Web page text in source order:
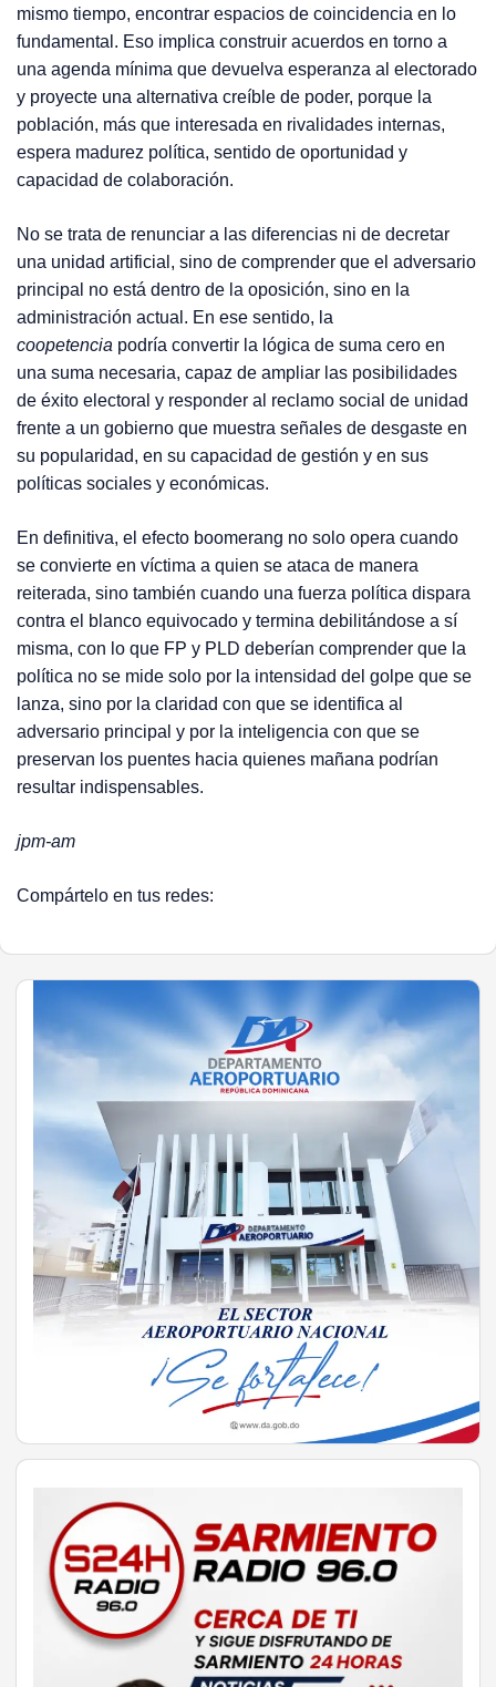
mismo tiempo, encontrar espacios de coincidencia en lo
fundamental. Eso implica construir acuerdos en torno a
una agenda mínima que devuelva esperanza al electorado
y proyecte una alternativa creíble de poder, porque la
población, más que interesada en rivalidades internas,
espera madurez política, sentido de oportunidad y
capacidad de colaboración.
No se trata de renunciar a las diferencias ni de decretar
una unidad artificial, sino de comprender que el adversario
principal no está dentro de la oposición, sino en la
administración actual. En ese sentido, la
coopetencia podría convertir la lógica de suma cero en
una suma necesaria, capaz de ampliar las posibilidades
de éxito electoral y responder al reclamo social de unidad
frente a un gobierno que muestra señales de desgaste en
su popularidad, en su capacidad de gestión y en sus
políticas sociales y económicas.
En definitiva, el efecto boomerang no solo opera cuando
se convierte en víctima a quien se ataca de manera
reiterada, sino también cuando una fuerza política dispara
contra el blanco equivocado y termina debilitándose a sí
misma, con lo que FP y PLD deberían comprender que la
política no se mide solo por la intensidad del golpe que se
lanza, sino por la claridad con que se identifica al
adversario principal y por la inteligencia con que se
preservan los puentes hacia quienes mañana podrían
resultar indispensables.
jpm-am
Compártelo en tus redes: